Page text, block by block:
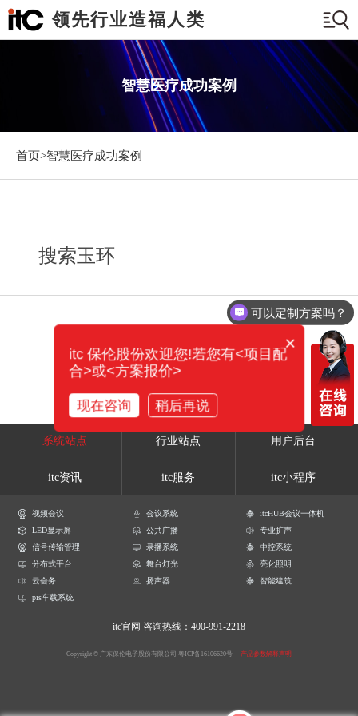
领先行业造福人类
智慧医疗成功案例
首页>智慧医疗成功案例
搜索玉环
系统站点 行业站点 用户后台
itc资讯 itc服务 itc小程序
视频会议 会议系统
itcHUB会议一体机
LED显示屏
公共广播
专业扩声
信号传输管理
录播系统
中控系统
分布式平台
舞台灯光
亮化照明
云会务
扬声器
智能建筑
pis车载系统
itc官网 咨询热线：400-991-2218
Copyright © 广东保伦电子股份有限公司 粤ICP备16106620号 产品参数解释声明
可以定制方案吗？
×
itc 保伦股份欢迎您!若您有<项目配
合>或<方案报价>
现在咨询 稍后再说